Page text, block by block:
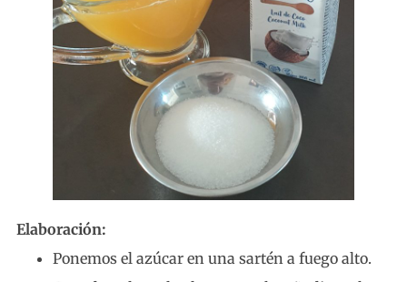
Elaboración:
Ponemos el azúcar en una sartén a fuego alto.